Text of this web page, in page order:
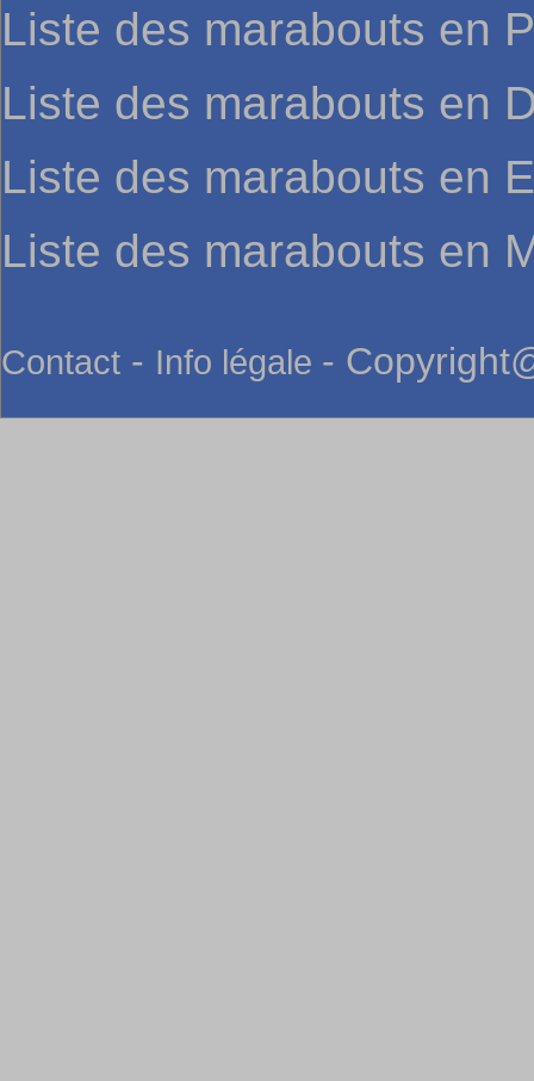
Liste des marabouts en
Liste des marabouts en
Liste des marabouts en
Liste des marabouts en
Contact - Info légale -